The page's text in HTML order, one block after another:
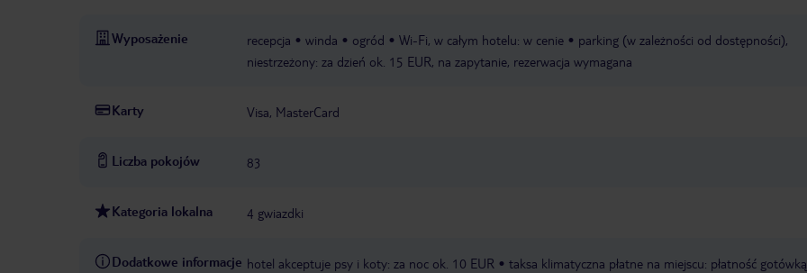
Wyposażenie recepcja winda ogród Wi-Fi, w całym hotelu: w cenie
parking (w zależności od dostępności),
niestrzeżony: za dzień ok. 15 EUR, na zapytanie, rezerwacja wymagana
Karty Visa, MasterCard
Liczba pokojów 83
Kategoria lokalna 4 gwiazdki
Dodatkowe informacje hotel akceptuje psy i koty: za noc ok. 10 EUR
taksa klimatyczna płatne na miejscu: płatność